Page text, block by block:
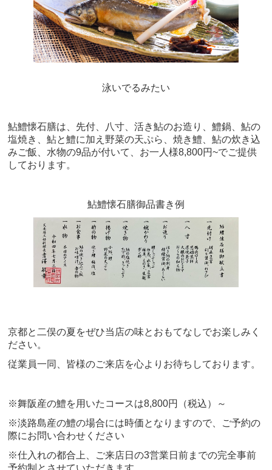
泳いでるみたい
鮎鱧懐石膳は、先付、八寸、活き鮎のお造り、鱧鍋、鮎の
塩焼き、鮎と鱧に加え野菜の天ぷら、焼き鱧、鮎の炊き込
みご飯、水物の9品が付いて、お一人様8,800円~でご提供
しております。
鮎鱧懐石膳御品書き例
京都と二俣の夏をぜひ当店の味とおもてなしでお楽しみく
ださい。
従業員一同、皆様のご来店を心よりお待ちしております。
※舞阪産の鱧を用いたコースは8,800円（税込）～
※淡路島産の鱧の場合には時価となりますので、ご予約の
際にお問い合わせください
※仕入れの都合上、ご来店日の3営業日前までの完全事前
予約制とさせていただきます